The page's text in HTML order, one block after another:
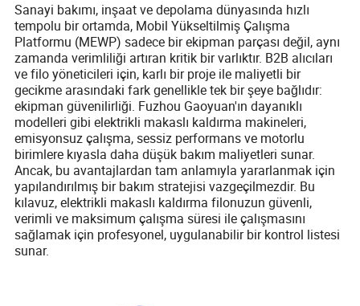
Sanayi bakımı, inşaat ve depolama dünyasında hızlı
tempolu bir ortamda, Mobil Yükseltilmiş Çalışma
Platformu (MEWP) sadece bir ekipman parçası değil, aynı
zamanda verimliliği artıran kritik bir varlıktır. B2B alıcıları
ve filo yöneticileri için, karlı bir proje ile maliyetli bir
gecikme arasındaki fark genellikle tek bir şeye bağlıdır:
ekipman güvenilirliği. Fuzhou Gaoyuan'ın dayanıklı
modelleri gibi elektrikli makaslı kaldırma makineleri,
emisyonsuz çalışma, sessiz performans ve motorlu
birimlere kıyasla daha düşük bakım maliyetleri sunar.
Ancak, bu avantajlardan tam anlamıyla yararlanmak için
yapılandırılmış bir bakım stratejisi vazgeçilmezdir. Bu
kılavuz, elektrikli makaslı kaldırma filonuzun güvenli,
verimli ve maksimum çalışma süresi ile çalışmasını
sağlamak için profesyonel, uygulanabilir bir kontrol listesi
sunar.